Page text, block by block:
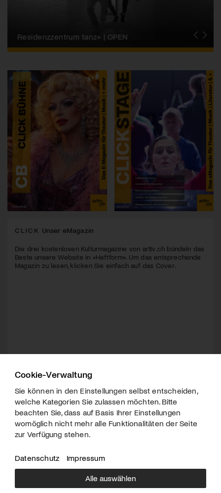
Migros-Kulturprozent | Tanzfestival Steps
Residenzzentrum tanz+ | OPEN
Tanzszene Schweiz
CLICK Unser eMagazin
Die drei kostenlosen Kulturmagazine von arttv.ch bündeln das
Beste unsere Website in «Heftform». Um das entsprechende
Magazin zu lesen, klicken Sie einfach auf das Cover.
Cookie-Verwaltung
Sie können in den Einstellungen selbst entscheiden,
welche Kategorien Sie zulassen möchten. Bitte
beachten Sie, dass auf Basis Ihrer Einstellungen
womöglich nicht mehr alle Funktionalitäten der Seite
zur Verfügung stehen.
Datenschutz Impressum
Alle auswählen